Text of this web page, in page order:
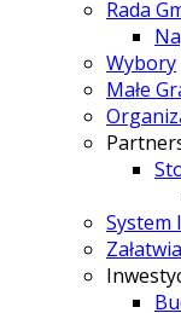
Rada
Wybory
Małe
System